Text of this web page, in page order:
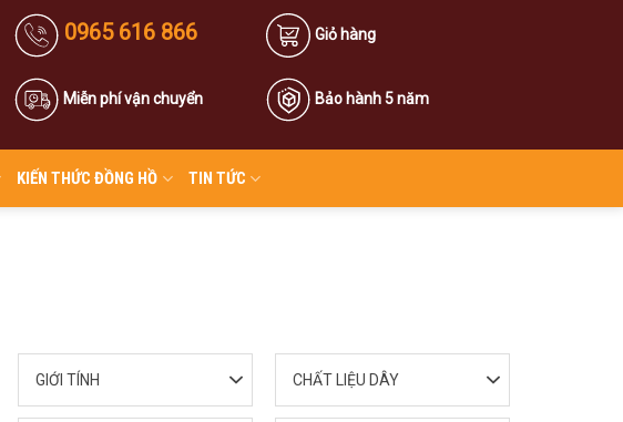
0965 616 866 Giỏ hàng
Miễn phí vận chuyển Bảo hành 5 năm
KIẾN THỨC ĐỒNG HỒ TIN TỨC
GIỚI TÍNH CHẤT LIỆU DÂY